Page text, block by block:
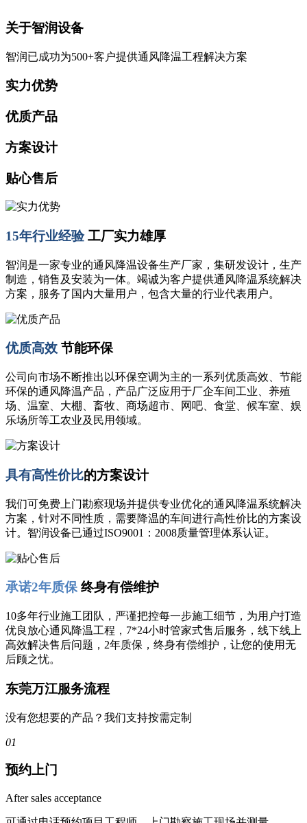
关于智润设备
智润已成功为500+客户提供通风降温工程解决方案
实力优势
优质产品
方案设计
贴心售后
15年行业经验工厂实力雄厚
智润是一家专业的通风降温设备生产厂家，集研发设计，生产
制造，销售及安装为一体。竭诚为客户提供通风降温系统解决
方案，服务了国内大量用户，包含大量的行业代表用户。
优质高效 节能环保
公司向市场不断推出以环保空调为主的一系列优质高效、节能
环保的通风降温产品，产品广泛应用于厂企车间工业、养殖
场、温室、大棚、畜牧、商场超市、网吧、食堂、候车室、娱
乐场所等工农业及民用领域。
具有高性价比的方案设计
我们可免费上门勘察现场并提供专业优化的通风降温系统解决
方案，针对不同性质，需要降温的车间进行高性价比的方案设
计。智润设备已通过ISO9001：2008质量管理体系认证。
承诺2年质保终身有偿维护
10多年行业施工团队，严谨把控每一步施工细节，为用户打造
优良放心通风降温工程，7*24小时管家式售后服务，线下线上
高效解决售后问题，2年质保，终身有偿维护，让您的使用无
后顾之忧。
东莞万江服务流程
没有您想要的产品？我们支持按需定制
01
预约上门
After sales acceptance